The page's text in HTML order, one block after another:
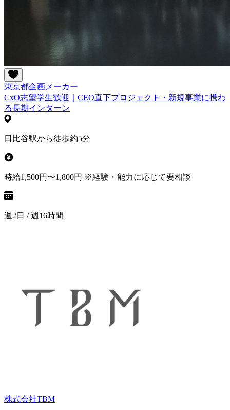
東京都企画 メーカー
CxO志望学生歓迎｜CEO直下プロジェクト・新規事業に携わ
る長期インターン
日比谷駅から徒歩約5分
時給1,500円〜1,800円 ※経験・能力に応じて要相談
週2日 / 週16時間
株式会社TBM